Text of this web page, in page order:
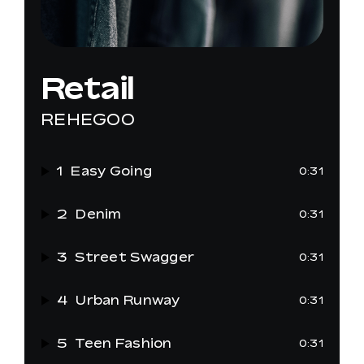
Retail
REHEGOO
1 Easy Going 0:31
2 Denim 0:31
3 Street Swagger 0:31
4 Urban Runway 0:31
5 Teen Fashion 0:31